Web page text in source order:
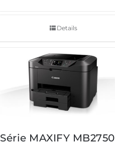
Details
Série MAXIFY MB2750